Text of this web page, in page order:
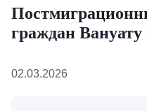
граждан Вануату
02.03.2026